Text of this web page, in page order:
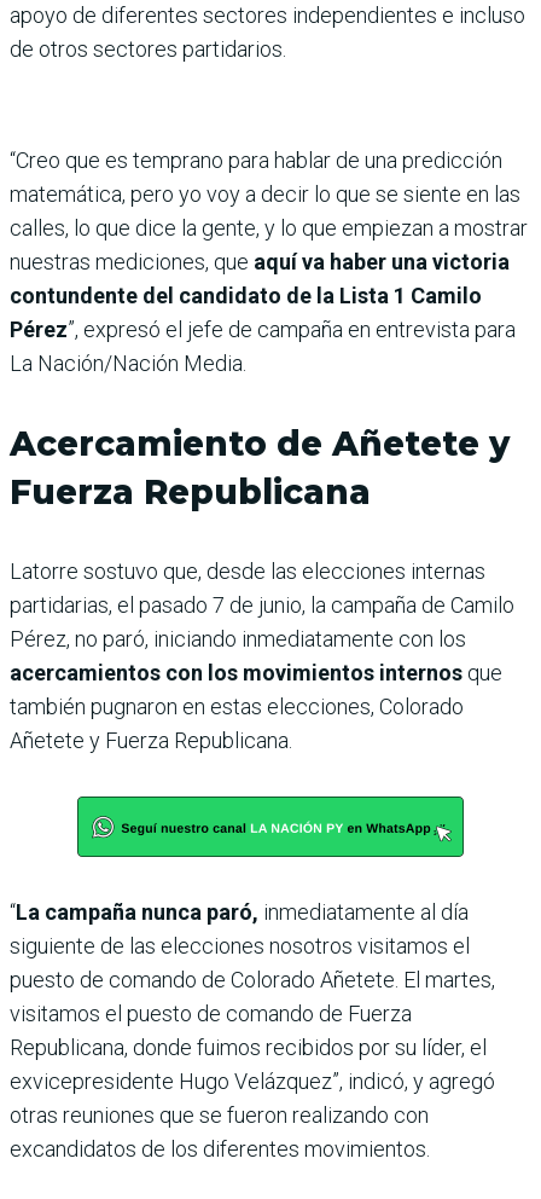
apoyo de diferentes sectores independientes e incluso
de otros sectores partidarios.
“Creo que es temprano para hablar de una predicción
matemática, pero yo voy a decir lo que se siente en las
calles, lo que dice la gente, y lo que empiezan a mostrar
nuestras mediciones, que aquí va haber una victoria
contundente del candidato de la Lista 1 Camilo
Pérez”, expresó el jefe de campaña en entrevista para
La Nación/Nación Media.
Acercamiento de Añetete y
Fuerza Republicana
Latorre sostuvo que, desde las elecciones internas
partidarias, el pasado 7 de junio, la campaña de Camilo
Pérez, no paró, iniciando inmediatamente con los
acercamientos con los movimientos internos que
también pugnaron en estas elecciones, Colorado
Añetete y Fuerza Republicana.
“La campaña nunca paró, inmediatamente al día
siguiente de las elecciones nosotros visitamos el
puesto de comando de Colorado Añetete. El martes,
visitamos el puesto de comando de Fuerza
Republicana, donde fuimos recibidos por su líder, el
exvicepresidente Hugo Velázquez”, indicó, y agregó
otras reuniones que se fueron realizando con
excandidatos de los diferentes movimientos.